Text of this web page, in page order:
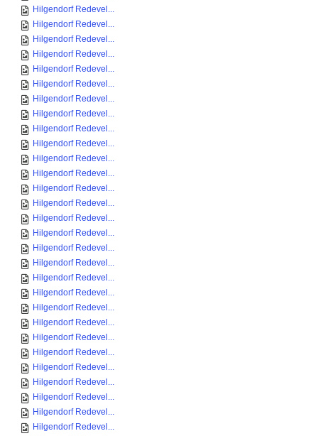
Hilgendorf Redevel...
Hilgendorf Redevel...
Hilgendorf Redevel...
Hilgendorf Redevel...
Hilgendorf Redevel...
Hilgendorf Redevel...
Hilgendorf Redevel...
Hilgendorf Redevel...
Hilgendorf Redevel...
Hilgendorf Redevel...
Hilgendorf Redevel...
Hilgendorf Redevel...
Hilgendorf Redevel...
Hilgendorf Redevel...
Hilgendorf Redevel...
Hilgendorf Redevel...
Hilgendorf Redevel...
Hilgendorf Redevel...
Hilgendorf Redevel...
Hilgendorf Redevel...
Hilgendorf Redevel...
Hilgendorf Redevel...
Hilgendorf Redevel...
Hilgendorf Redevel...
Hilgendorf Redevel...
Hilgendorf Redevel...
Hilgendorf Redevel...
Hilgendorf Redevel...
Hilgendorf Redevel...